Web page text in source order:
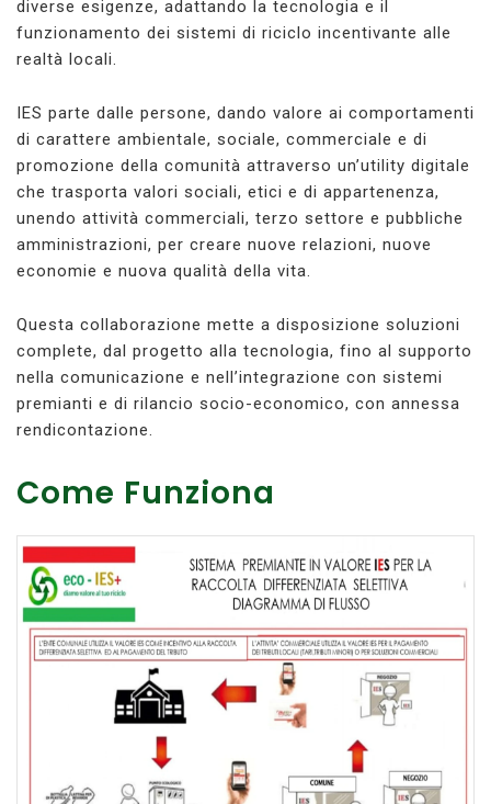
diverse esigenze, adattando la tecnologia e il
funzionamento dei sistemi di riciclo incentivante alle
realtà locali.
IES parte dalle persone, dando valore ai comportamenti
di carattere ambientale, sociale, commerciale e di
promozione della comunità attraverso un’utility digitale
che trasporta valori sociali, etici e di appartenenza,
unendo attività commerciali, terzo settore e pubbliche
amministrazioni, per creare nuove relazioni, nuove
economie e nuova qualità della vita.
Questa collaborazione mette a disposizione soluzioni
complete, dal progetto alla tecnologia, fino al supporto
nella comunicazione e nell’integrazione con sistemi
premianti e di rilancio socio-economico, con annessa
rendicontazione.
Come Funziona